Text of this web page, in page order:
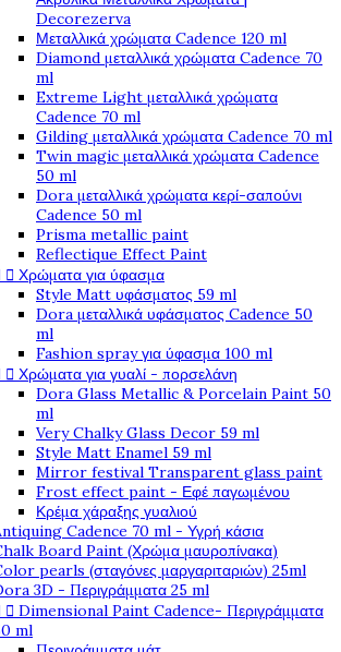
Decorezerva
Μεταλλικά χρώματα Cadence 120 ml
Diamond μεταλλικά χρώματα Cadence 70
ml
Extreme Light μεταλλικά χρώματα
Cadence 70 ml
Gilding μεταλλικά χρώματα Cadence 70 ml
Twin magic μεταλλικά χρώματα Cadence
50 ml
Dora μεταλλικά χρώματα κερί-σαπούνι
Cadence 50 ml
Prisma metallic paint
Reflectique Effect Paint
 Χρώματα για ύφασμα
Style Matt υφάσματος 59 ml
Dora μεταλλικά υφάσματος Cadence 50
ml
Fashion spray για ύφασμα 100 ml
 Χρώματα για γυαλί - πορσελάνη
Dora Glass Metallic & Porcelain Paint 50
ml
Very Chalky Glass Decor 59 ml
Style Matt Enamel 59 ml
Mirror festival Transparent glass paint
Frost effect paint - Εφέ παγωμένου
Κρέμα χάραξης γυαλιού
Cadence 70 ml - Υγρή κάσια
Board Paint (Χρώμα μαυροπίνακα)
pearls (σταγόνες μαργαριταριών) 25ml
3D - Περιγράμματα 25 ml
 Dimensional Paint Cadence- Περιγράμματα
ml